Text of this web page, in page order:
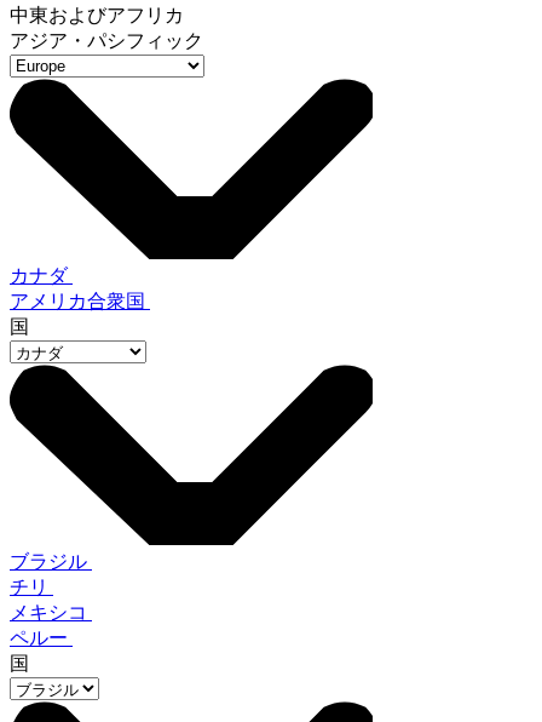
中東およびアフリカ
アジア・パシフィック
カナダ
アメリカ合衆国
国
ブラジル
チリ
メキシコ
ペルー
国